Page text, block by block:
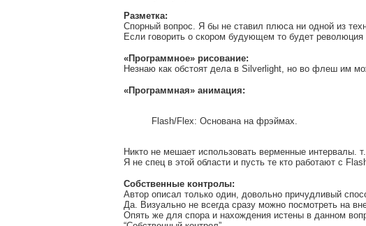
Разметка:
Спорный вопрос. Я бы не ставил плюса ни одной из
Если говорить о скором будующем то будет революция
«Программное» рисование:
Незнаю как обстоят дела в Silverlight, но во флеш им
«Программная» анимация:
Flash/Flex: Основана на фрэймах.
Никто не мешает использовать верменные интервалы.
Я не спец в этой области и пусть те кто работают с
Собственные контролы:
Автор описал только один, довольно причудливый
Да. Визуально не всегда сразу можно посмотреть на
Опять же для спора и нахождения истены в данном